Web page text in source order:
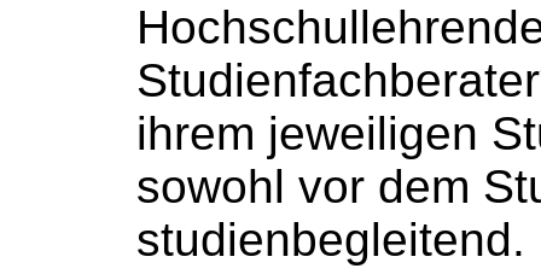
ihrem jeweiligen
sowohl vor dem
studienbegleitend.